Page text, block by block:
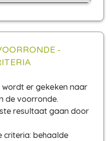
-
er gekeken naar
de voorronde.
resultaat gaan door
criteria: behaalde